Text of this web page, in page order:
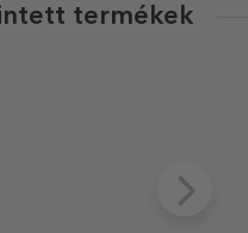
termékek